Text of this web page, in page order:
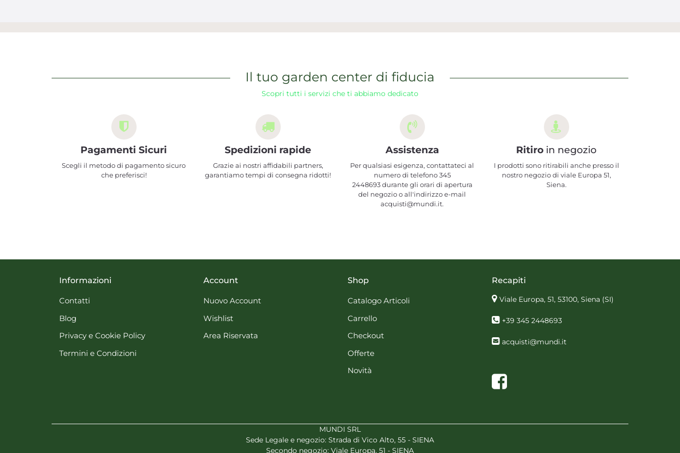
Il tuo garden center di fiducia
Scopri tutti i servizi che ti abbiamo dedicato
Pagamenti Sicuri
Scegli il metodo di pagamento sicuro
che preferisci!
Spedizioni rapide
Grazie ai nostri affidabili partners,
garantiamo tempi di consegna ridotti!
Assistenza
Per qualsiasi esigenza, contattateci al
numero di telefono 345
2448693 durante gli orari di apertura
del negozio o all'indirizzo e-mail
acquisti@mundi.it.
Ritiro in negozio
I prodotti sono ritirabili anche presso il
nostro negozio di viale Europa 51,
Siena.
Informazioni
Contatti
Blog
Privacy e Cookie Policy
Termini e Condizioni
Account
Nuovo Account
Wishlist
Area Riservata
Shop
Catalogo Articoli
Carrello
Checkout
Offerte
Novità
Recapiti
Viale Europa, 51, 53100, Siena (SI)
+39 345 2448693
acquisti@mundi.it
Facebook
MUNDI SRL
Sede Legale e negozio: Strada di Vico Alto, 55 - SIENA
Secondo negozio: Viale Europa, 51 - SIENA